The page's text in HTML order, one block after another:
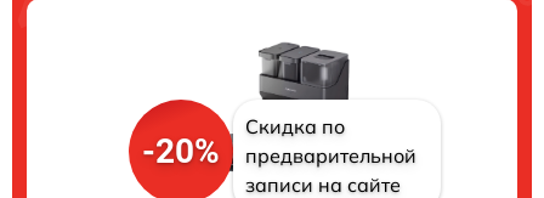
-20%
Скидка по
предварительной
записи на сайте